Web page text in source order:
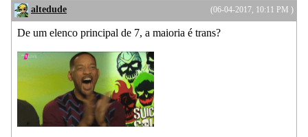
(06-04-2017, 10:11 PM )
altedude
De um elenco principal de 7, a maioria é trans?